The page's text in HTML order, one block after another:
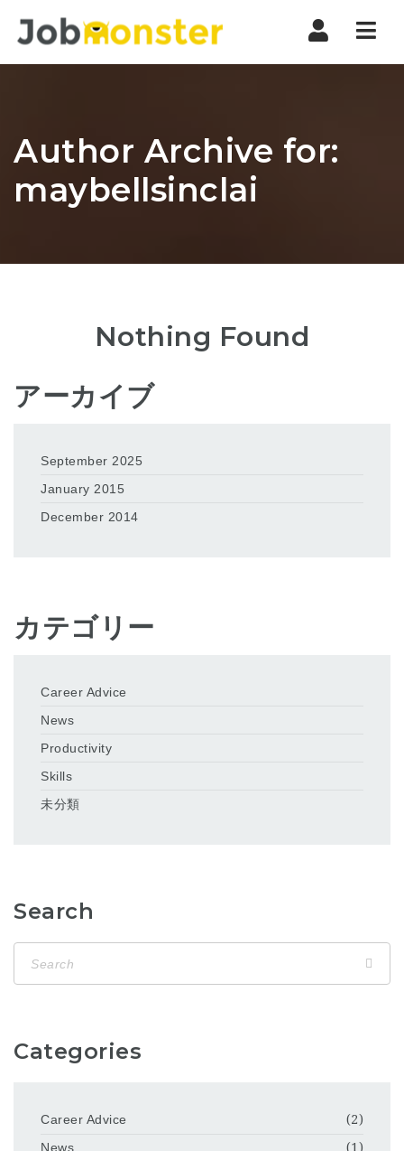
Author Archive for:
maybellsinclai
Nothing Found
アーカイブ
September 2025
January 2015
December 2014
カテゴリー
Career Advice
News
Productivity
Skills
未分類
Search
Categories
Career Advice
(2)
News
(1)